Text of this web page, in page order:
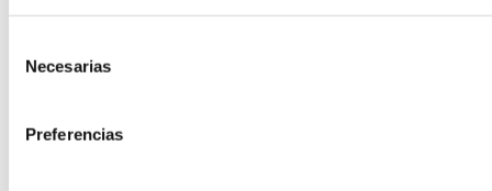
Selection
Necesarias
Preferencias